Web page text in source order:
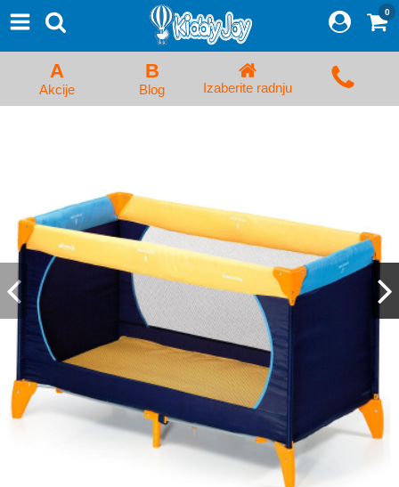
Proizvodi
Početna Prijava/Registracija
Kolica za bebe i dečija kolica
Kreveci, ljuljaške i ležaljke
Kadice, noše i adapteri
Hranilice, flašice i cucle
Monitori, Ogradice i tricikli
Posteljine, vrećice i baldahini
Odeća i obuća
0
A
Akcije
B
Blog Izaberite radnju